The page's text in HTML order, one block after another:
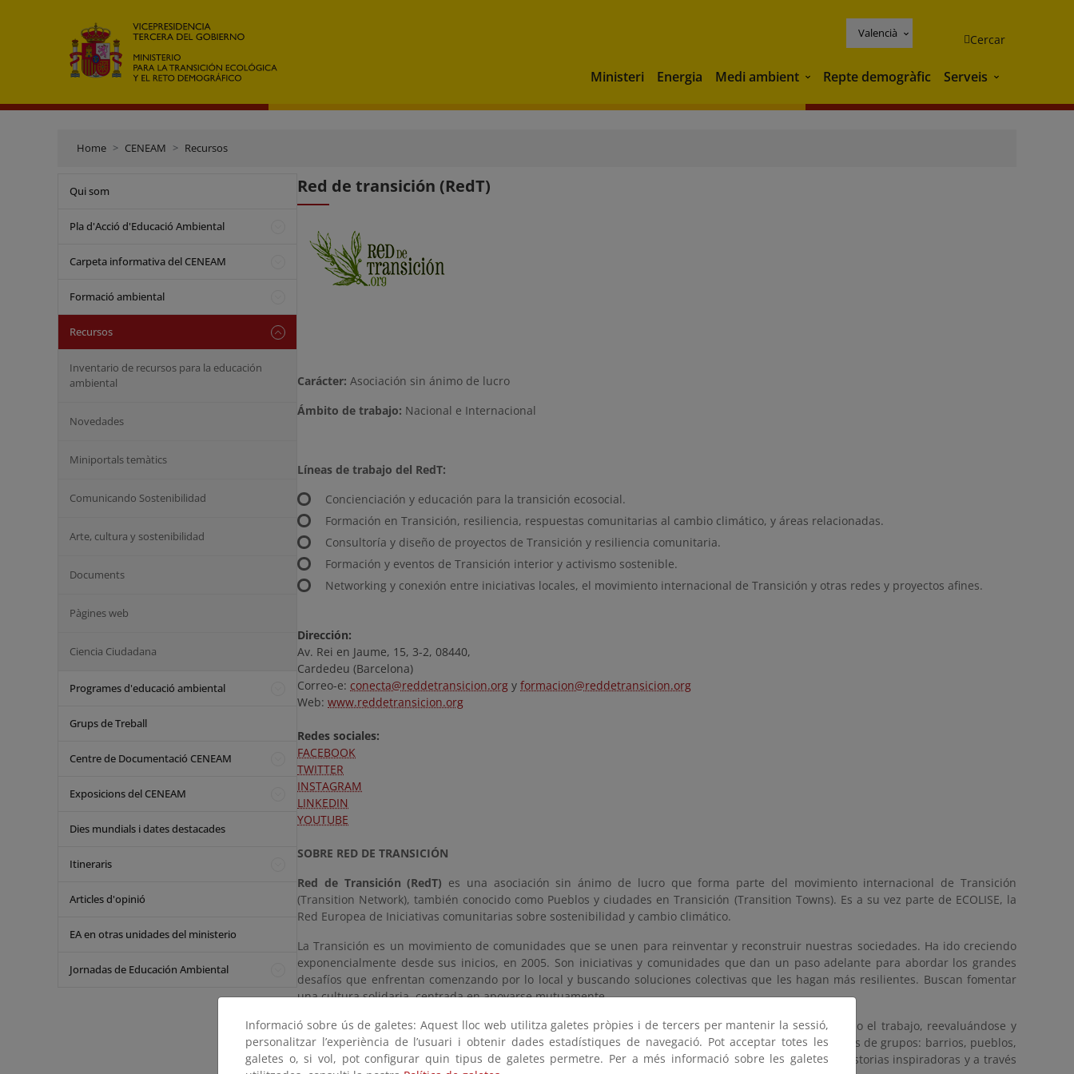
Valencià Cercar
Ministeri Energia Medi ambient Medi ambient
Repte demogràfic Serveis Serveis
Home CENEAM Recursos
Qui som
Pla d'Acció d'Educació Ambiental
Carpeta informativa del CENEAM
Formació ambiental
Recursos
Inventario de recursos para la educación
ambiental
Novedades
Miniportals temàtics
Comunicando Sostenibilidad
Arte, cultura y sostenibilidad
Documents
Pàgines web
Ciencia Ciudadana
Programes d'educació ambiental
Grups de Treball
Centre de Documentació CENEAM
Exposicions del CENEAM
Dies mundials i dates destacades
Itineraris
Articles d'opinió
EA en otras unidades del ministerio
Jornadas de Educación Ambiental
Red de transición (RedT)
Carácter: Asociación sin ánimo de lucro
Ámbito de trabajo: Nacional e Internacional
Líneas de trabajo del RedT:
Concienciación y educación para la transición ecosocial.
Formación en Transición, resiliencia, respuestas comunitarias al cambio climático, y áreas relacionadas.
Consultoría y diseño de proyectos de Transición y resiliencia comunitaria.
Formación y eventos de Transición interior y activismo sostenible.
Networking y conexión entre iniciativas locales, el movimiento internacional de Transición y otras redes y proyectos afines.
Dirección:
Av. Rei en Jaume, 15, 3-2, 08440,
Cardedeu (Barcelona)
Correo-e: conecta@reddetransicion.org y formacion@reddetransicion.org
Web: www.reddetransicion.org
Redes sociales:
FACEBOOK
TWITTER
INSTAGRAM
LINKEDIN
YOUTUBE
SOBRE RED DE TRANSICIÓN
Red de Transición (RedT) es una asociación sin ánimo de lucro que forma parte del movimiento internacional de Transición
(Transition Network), también conocido como Pueblos y ciudades en Transición (Transition Towns). Es a su vez parte de ECOLISE, la
Red Europea de Iniciativas comunitarias sobre sostenibilidad y cambio climático.
La Transición es un movimiento de comunidades que se unen para reinventar y reconstruir nuestras sociedades. Ha ido creciendo
exponencialmente desde sus inicios, en 2005. Son iniciativas y comunidades que dan un paso adelante para abordar los grandes
desafíos que enfrentan comenzando por lo local y buscando soluciones colectivas que les hagan más resilientes. Buscan fomentar
una cultura solidaria, centrada en apoyarse mutuamente.
En la práctica, están recuperando la economía local, fomentando el espíritu cooperador, reinventando el trabajo, reevaluándose y
tejiendo redes de conexión y apoyo. Es un enfoque que se ha extendido ya a más de 50 países, en miles de grupos: barrios, pueblos,
aldeas, ciudades, universidades, escuelas... Una de las formas clave en que se difunde es contando historias inspiradoras y a través
Informació sobre ús de galetes: Aquest lloc web utilitza galetes pròpies i de tercers per mantenir la sessió,
personalitzar l’experiència de l’usuari i obtenir dades estadístiques de navegació. Pot acceptar totes les
galetes o, si vol, pot configurar quin tipus de galetes permetre. Per a més informació sobre les galetes